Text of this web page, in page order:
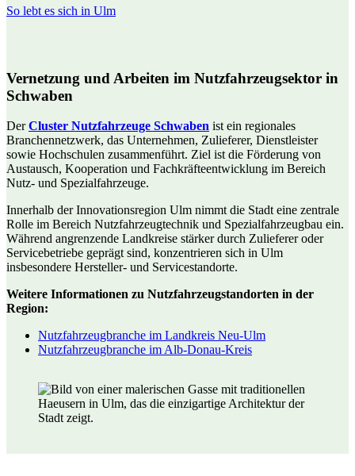
So lebt es sich in Ulm
Vernetzung und Arbeiten im Nutzfahrzeugsektor in
Schwaben
DerCluster Nutzfahrzeuge Schwaben ist ein regionales
Branchennetzwerk, das Unternehmen, Zulieferer, Dienstleister
sowie Hochschulen zusammenführt. Ziel ist die Förderung von
Austausch, Kooperation und Fachkräfteentwicklung im Bereich
Nutz- und Spezialfahrzeuge.
Innerhalb der Innovationsregion Ulm nimmt die Stadt eine zentrale
Rolle im Bereich Nutzfahrzeugtechnik und Spezialfahrzeugbau ein.
Während angrenzende Landkreise stärker durch Zulieferer oder
Servicebetriebe geprägt sind, konzentrieren sich in Ulm
insbesondere Hersteller- und Servicestandorte.
Weitere Informationen zu Nutzfahrzeugstandorten in der
Region:
Nutzfahrzeugbranche im Landkreis Neu-Ulm
Nutzfahrzeugbranche im Alb-Donau-Kreis